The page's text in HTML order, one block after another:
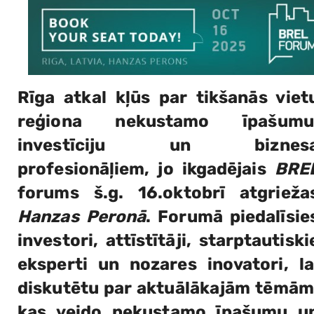
Rīga atkal kļūs par tikšanās
reģiona nekustamo
investīciju un
profesionāļiem, jo ikgadējais
forums š.g. 16.oktobrī
Hanzas Peronā. Forumā
investori, attīstītāji,
eksperti un nozares inovatori,
diskutētu par aktuālākajām